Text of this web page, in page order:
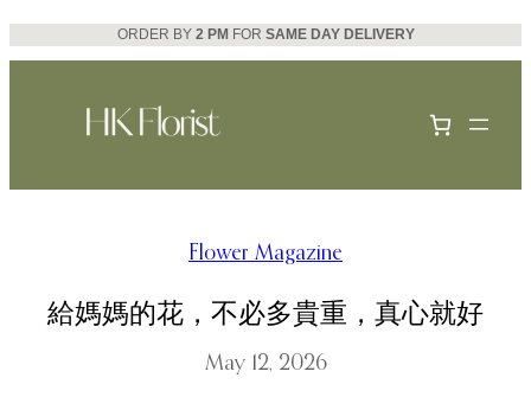
Skip
to
ORDER BY 2 PM FOR SAME DAY DELIVERY
Flower Magazine
給媽媽的花，不必多貴重，真心就好
May 12, 2026